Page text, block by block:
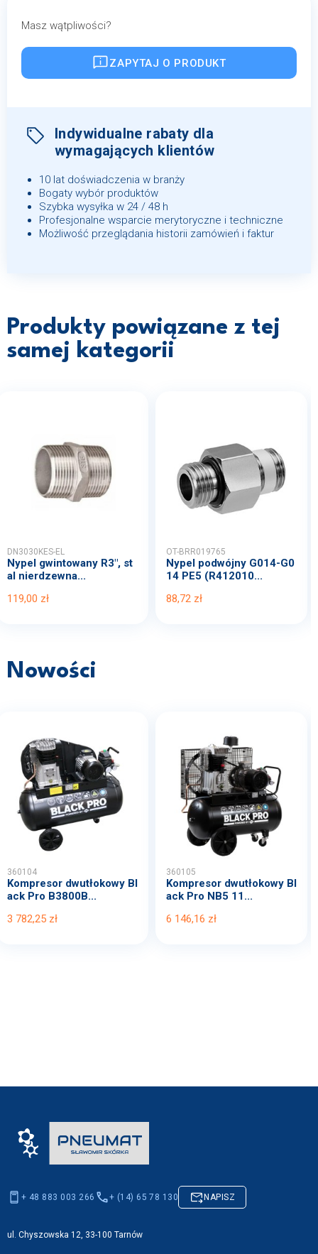
Masz wątpliwości?
ZAPYTAJ O PRODUKT
Indywidualne rabaty dla
wymagających klientów
10 lat doświadczenia w branży
Bogaty wybór produktów
Szybka wysyłka w 24 / 48 h
Profesjonalne wsparcie merytoryczne i techniczne
Możliwość przeglądania historii zamówień i faktur
Produkty powiązane z tej
samej kategorii
DN3030KES-EL
Nypel gwintowany R3", st
al nierdzewna...
119,00 zł
OT-BRR019765
Nypel podwójny G014-G0
14 PE5 (R412010...
88,72 zł
Nowości
360104
Kompresor dwutłokowy Bl
ack Pro B3800B...
3 782,25 zł
360105
Kompresor dwutłokowy Bl
ack Pro NB5 11...
6 146,16 zł
+ 48 883 003 266 + (14) 65 78 130 NAPISZ
ul. Chyszowska 12, 33-100 Tarnów